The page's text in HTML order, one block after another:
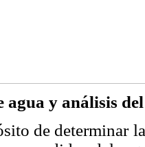
agua y análisis
de determinar